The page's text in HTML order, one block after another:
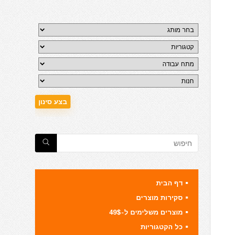
דף הבית
סקירות מוצרים
מוצרים משלימים ל-49$
כל הקטגוריות